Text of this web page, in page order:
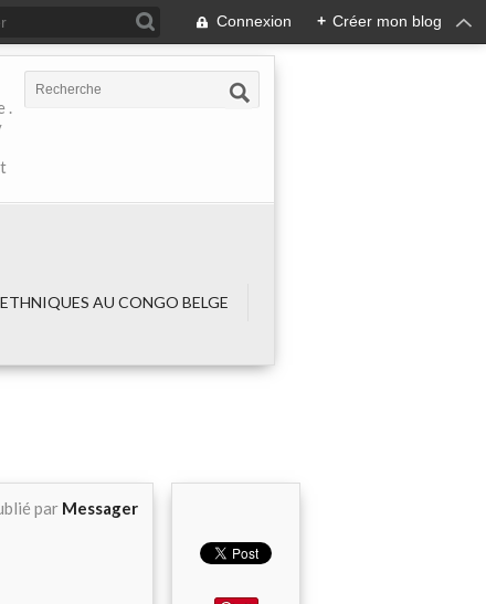
Connexion + Créer mon blog
.
AU CONGO BELGE
par Messager